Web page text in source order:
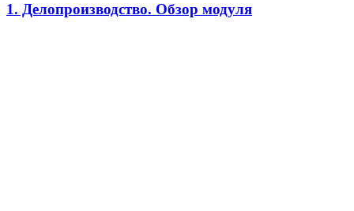
1. Делопроизводство. Обзор модуля